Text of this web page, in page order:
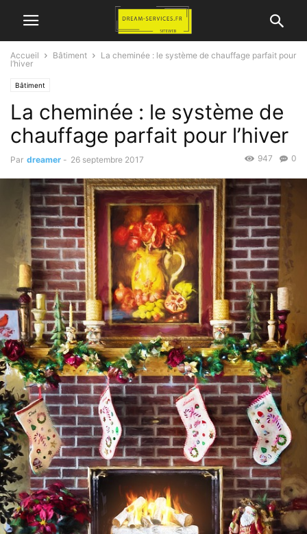
Accueil Bâtiment
La cheminée : le système de chauffage parfait pour
l’hiver
Bâtiment
La cheminée : le système de
chauffage parfait pour l’hiver
Par dreamer - 26 septembre 2017 0
947